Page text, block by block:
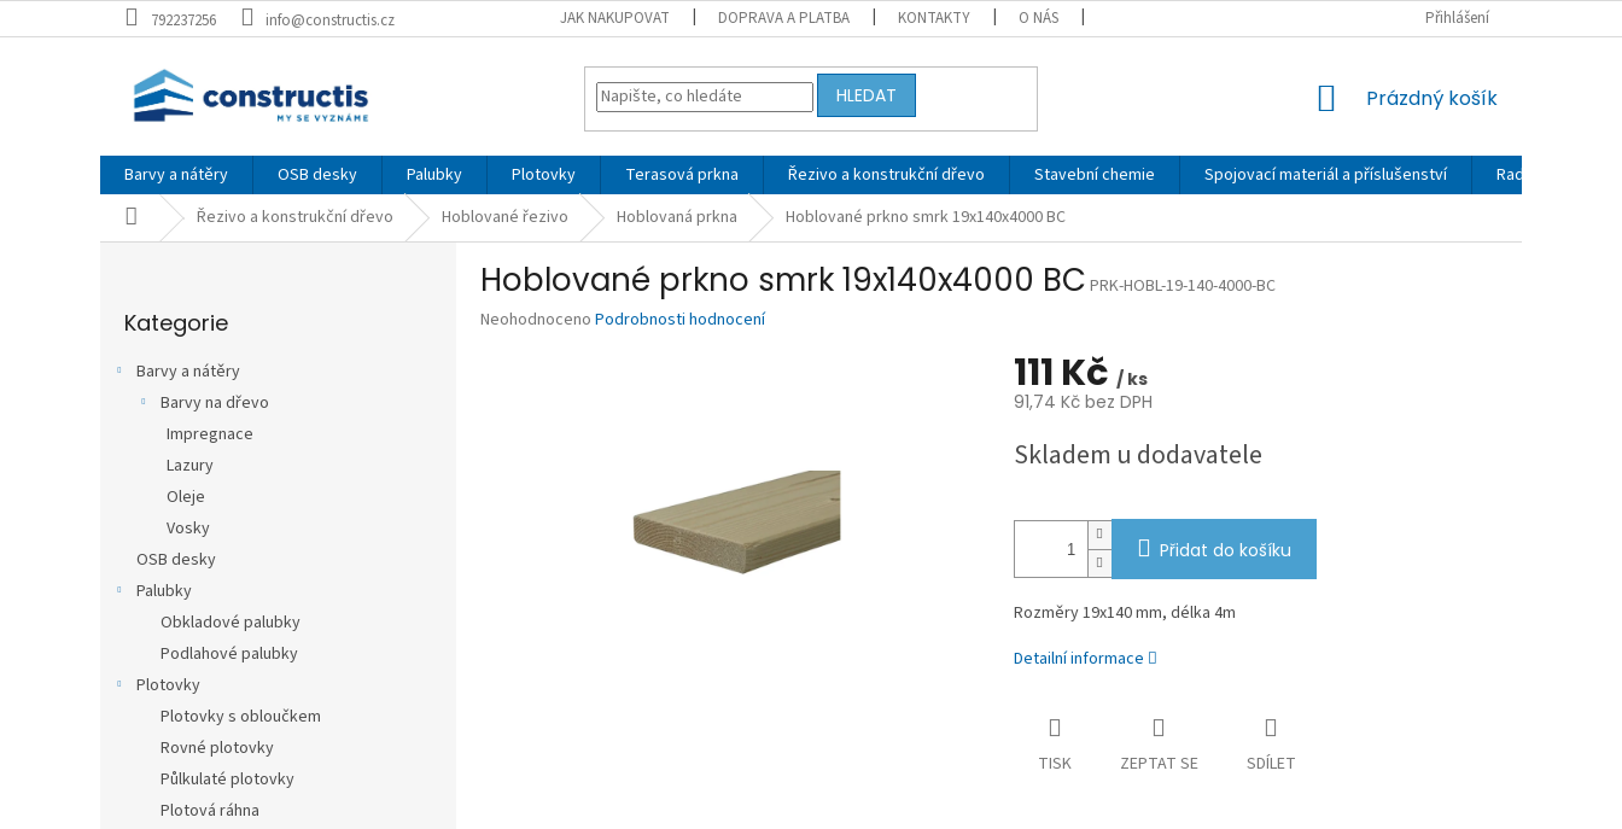
na
792237256 info@constructis.cz JAK NAKUPOVAT DOPRAVA A PLATBA KONTAKTY O NÁS OBCHODNÍ PODMÍNKY REKLAMAČNÍ ŘÁD
Přihlášení
HLEDAT
NÁKUPNÍ
Prázdný košík
Barvy a nátěry OSB desky Palubky Plotovky Terasová prkna Řezivo a konstrukční dřevo Stavební chemie Spojovací materiál a příslušenství
Rady a návody
Domů Řezivo a konstrukční dřevo Hoblované řezivo Hoblovaná prkna Hoblované prkno smrk 19x140x4000 BC
kategorie
Kategorie
Barvy a nátěry
Barvy na dřevo
Impregnace
Lazury
Oleje
Vosky
OSB desky
Palubky
Obkladové palubky
Podlahové palubky
Plotovky
Plotovky s obloučkem
Rovné plotovky
Půlkulaté plotovky
Plotová ráhna
Hoblované prkno smrk 19x140x4000 BC PRK-HOBL-19-140-4000-BC
Průměrné
Neohodnoceno Podrobnosti hodnocení
111 Kč / ks
91,74 Kč bez DPH
cena:
Skladem u dodavatele
Přidat do košíku
Rozměry 19x140 mm, délka 4m
Detailní informace
TISK ZEPTAT SE SDÍLET